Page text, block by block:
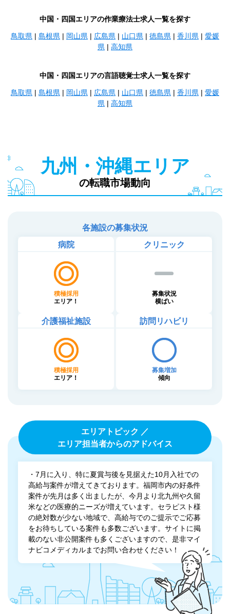
中国・四国エリアの作業療法士求人一覧を探す
鳥取県 | 島根県 | 岡山県 | 広島県 | 山口県 | 徳島県 | 香川県 | 愛媛
県 | 高知県
中国・四国エリアの言語聴覚士求人一覧を探す
鳥取県 | 島根県 | 岡山県 | 広島県 | 山口県 | 徳島県 | 香川県 | 愛媛
県 | 高知県
九州・沖縄エリア
の転職市場動向
各施設の募集状況
病院
積極採用
エリア！
クリニック
募集状況
横ばい
介護福祉施設
積極採用
エリア！
訪問リハビリ
募集増加
傾向
エリアトピック ／
エリア担当者からのアドバイス
・7月に入り、特に夏賞与後を見据えた10月入社での
高給与案件が増えてきております。福岡市内の好条件
案件が先月は多く出ましたが、今月より北九州や久留
米などの医療的ニーズが増えています。セラピスト様
の絶対数が少ない地域で、高給与でのご提示でご応募
をお待ちしている案件も多数ございます。サイトに掲
載のない非公開案件も多くございますので、是非マイ
ナビコメディカルまでお問い合わせください！